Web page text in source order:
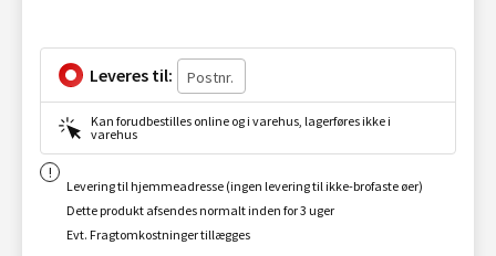
Leveres til:
Kan forudbestilles online og i varehus, lagerføres ikke i
varehus
Levering til hjemmeadresse (ingen levering til ikke-brofaste øer)
Dette produkt afsendes normalt inden for 3 uger
Evt. Fragtomkostninger tillægges